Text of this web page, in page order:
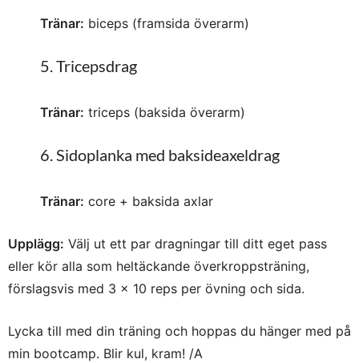
Tränar: biceps (framsida överarm)
5. Tricepsdrag
Tränar: triceps (baksida överarm)
6. Sidoplanka med baksideaxeldrag
Tränar: core + baksida axlar
Upplägg: Välj ut ett par dragningar till ditt eget pass
eller kör alla som heltäckande överkroppsträning,
förslagsvis med 3 x 10 reps per övning och sida.
Lycka till med din träning och hoppas du hänger med på
min bootcamp. Blir kul, kram! /A